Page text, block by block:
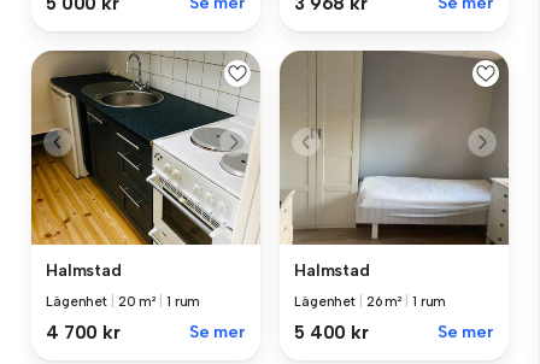
Halmstad
Lägenhet 20 m² 1 rum
4 700 kr Se mer
Halmstad
Lägenhet 26 m² 1 rum
5 400 kr Se mer